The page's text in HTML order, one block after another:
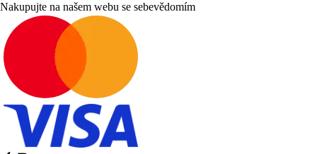
Nakupujte na našem webu se sebevědomím